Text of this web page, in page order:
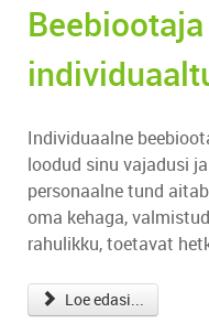
Individuaalne
loodud sinu vajadusi
personaalne tund
oma kehaga,
rahulikku, toetavat
Loe edasi...